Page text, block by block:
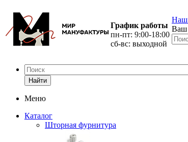
График работы
пн-пт: 9:00-18:00
сб-вс: выходной
Наш
Ваш
Найти
Меню
Каталог
Шторная фурнитура